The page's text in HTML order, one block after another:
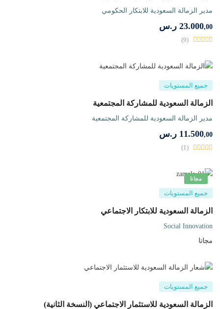
مدير الزمالة السعودية للابتكار الحكومي
23.000,00 ر.س
(9)
جميع المستويات
الزمالة السعودية للمشاركة المجتمعية
مدير الزمالة السعودية للمشاركة المجتمعية
11.500,00 ر.س
(1)
مجانا
جميع المستويات
الزمالة السعودية للابتكار الاجتماعي
Social Innovation
مجانا
جميع المستويات
الزمالة السعودية للاستثمار الاجتماعي (النسخة الثانية)